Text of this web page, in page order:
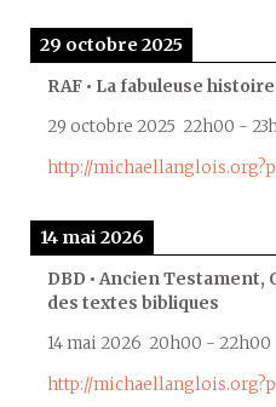
29 octobre 2025
RAF • La fabuleuse
29 octobre 2025 22h00 -
http://
14 mai 2026
DBD • Ancien
des textes bibliques
14 mai 2026 20h00 - 22h00
http://